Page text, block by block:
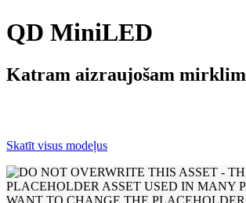
QD MiniLED
Katram aizraujošam mirklim
Skatīt visus modeļus